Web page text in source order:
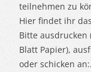
teilnehmen zu
Hier findet ihr das
Bitte ausdrucken
Blatt Papier),
oder schicken an:.